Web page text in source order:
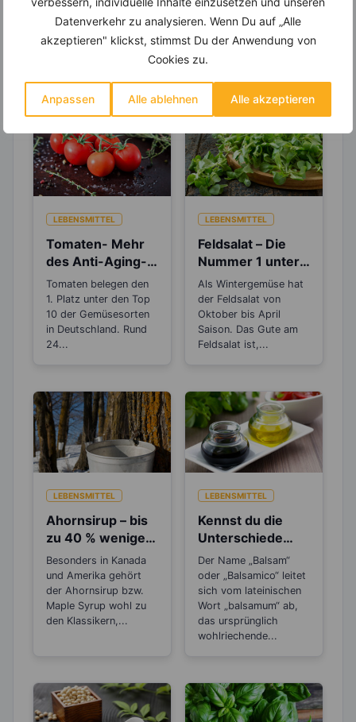
Datenverkehr zu analysieren. Wenn Du auf „Alle
akzeptieren" klickst, stimmst Du der Anwendung von
Cookies zu.
Anpassen Alle ablehnen Alle akzeptieren
Erfahre mehr über die Zutaten
dieses Rezepts
LEBENSMITTEL
Tomaten- Mehr
des Anti-Aging-
Stoffs Lycopin
durchs
Einkochen?
Tomaten belegen den
1. Platz unter den Top
10 der Gemüsesorten
in Deutschland. Rund
24...
LEBENSMITTEL
Feldsalat – Die
Nummer 1 unter
den
Eisenlieferanten
Als Wintergemüse hat
der Feldsalat von
Oktober bis April
Saison. Das Gute am
Feldsalat ist,...
LEBENSMITTEL
Ahornsirup – bis
zu 40 % weniger
Kalorien als
Zucker
Besonders in Kanada
und Amerika gehört
der Ahornsirup bzw.
Maple Syrup wohl zu
den Klassikern,...
LEBENSMITTEL
Kennst du die
Unterschiede
beim Balsamico
Essig?
Der Name „Balsam“
oder „Balsamico“ leitet
sich vom lateinischen
Wort „balsamum“ ab,
das ursprünglich
wohlriechende...